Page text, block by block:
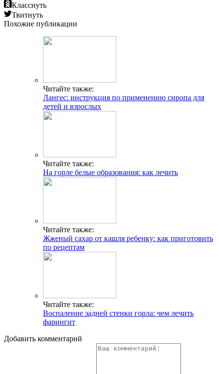
Класснуть
Твитнуть
Похожие публикации
Читайте также:
Лангес: инструкция по применению сиропа для
детей и взрослых
Читайте также:
На горле белые образования: как лечить
Читайте также:
Жженый сахар от кашля ребенку: как приготовить
по рецептам
Читайте также:
Воспаление задней стенки горла: чем лечить
фарингит
Добавить комментарий